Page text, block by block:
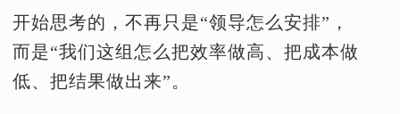
开始思考的，不再只是“领导怎么安排”，
而是“我们这组怎么把效率做高、把成本做
低、把结果做出来”。